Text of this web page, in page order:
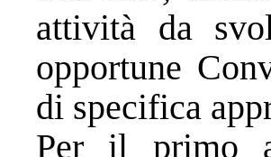
attività da
opportune
di specifica
Per il primo